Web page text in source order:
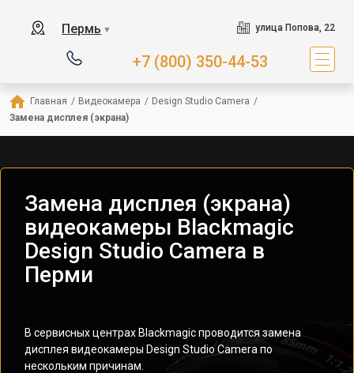
Пермь ▼ улица Попова, 22
+7 (800) 350-44-53
Главная / Видеокамера / Design Studio Camera /
Замена дисплея (экрана)
Замена дисплея (экрана)
видеокамеры Blackmagic
Design Studio Camera в
Перми
В сервисных центрах Blackmagic проводится замена
дисплея видеокамеры Design Studio Camera по
нескольким причинам.